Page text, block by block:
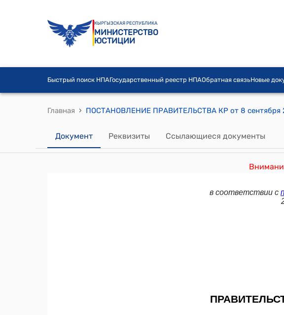
КЫРГЫЗСКАЯ РЕСПУБЛИКА
МИНИСТЕРСТВО
ЮСТИЦИИ
Быстрый поиск НПАГосударственный реестр НПАОбратная связьНовые
Главная ›
Документ Реквизиты Ссылающиеся документы